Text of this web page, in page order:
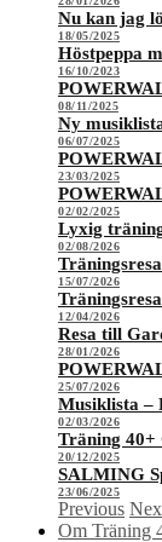
Nu kan jag
18/05/2025
Höstpeppa
16/10/2023
08/11/2025
Ny
06/07/2025
23/03/2025
02/02/2025
Lyxig
02/08/2026
15/07/2026
12/04/2026
Resa till
28/01/2026
25/07/2026
Musiklista –
02/03/2026
Träning 40+
20/12/2025
SALMING
23/06/2025
Previous
Om Träning